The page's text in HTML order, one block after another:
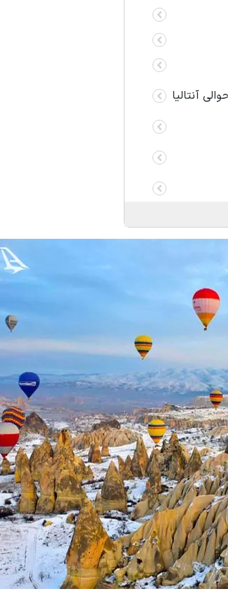
آنتالیا